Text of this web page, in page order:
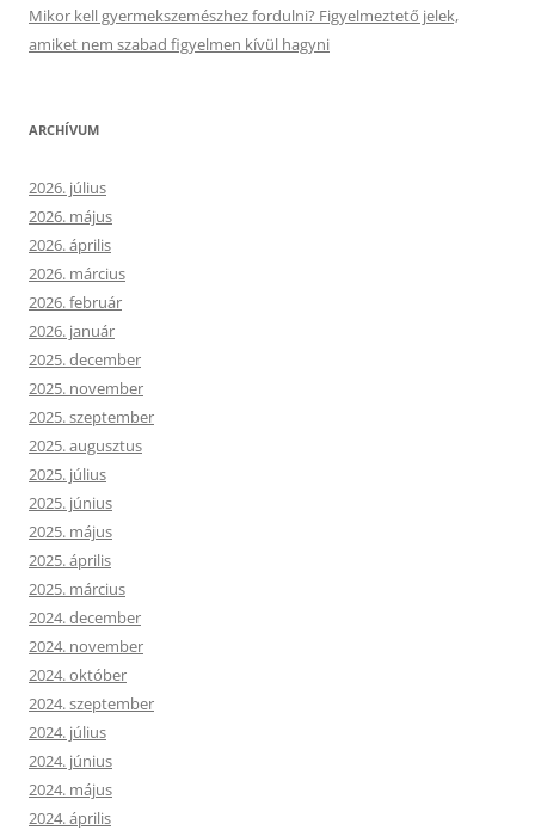
Mikor kell gyermekszemészhez fordulni? Figyelmeztető jelek,
amiket nem szabad figyelmen kívül hagyni
ARCHÍVUM
2026. július
2026. május
2026. április
2026. március
2026. február
2026. január
2025. december
2025. november
2025. szeptember
2025. augusztus
2025. július
2025. június
2025. május
2025. április
2025. március
2024. december
2024. november
2024. október
2024. szeptember
2024. július
2024. június
2024. május
2024. április